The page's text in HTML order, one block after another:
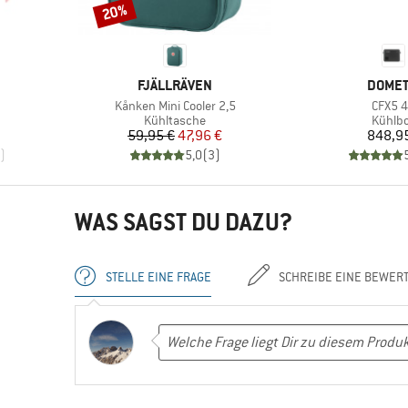
)
MARKE
FJÄLLRÄVEN
Artikel
Kånken Mini Cooler 2,5
Produktgruppe
Kühltasche
Preis
59,95 €reduzierter Preis
47,96 €
5,0(3)
Rabatt
20%
MARKE
Artikel
CFX5
WAS SAGST DU DAZU?
STELLE EINE FRAGE SCHREIBE EINE